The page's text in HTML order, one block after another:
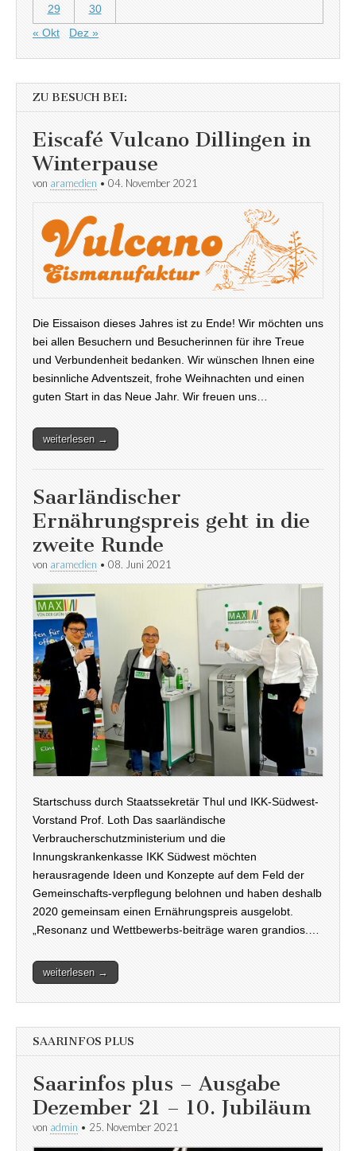
29
30
« Okt
Dez »
ZU BESUCH BEI:
Eiscafé Vulcano Dillingen in
Winterpause
von aramedien • 04. November 2021
Die Eissaison dieses Jahres ist zu Ende! Wir möchten uns
bei allen Besuchern und Besucherinnen für ihre Treue
und Verbundenheit bedanken. Wir wünschen Ihnen eine
besinnliche Adventszeit, frohe Weihnachten und einen
guten Start in das Neue Jahr. Wir freuen uns…
weiterlesen →
Saarländischer
Ernährungspreis geht in die
zweite Runde
von aramedien • 08. Juni 2021
Startschuss durch Staatssekretär Thul und IKK-Südwest-
Vorstand Prof. Loth Das saarländische
Verbraucherschutzministerium und die
Innungskrankenkasse IKK Südwest möchten
herausragende Ideen und Konzepte auf dem Feld der
Gemeinschafts-verpflegung belohnen und haben deshalb
2020 gemeinsam einen Ernährungspreis ausgelobt.
„Resonanz und Wettbewerbs-beiträge waren grandios.…
weiterlesen →
SAARINFOS PLUS
Saarinfos plus – Ausgabe
Dezember 21 – 10. Jubiläum
von admin • 25. November 2021